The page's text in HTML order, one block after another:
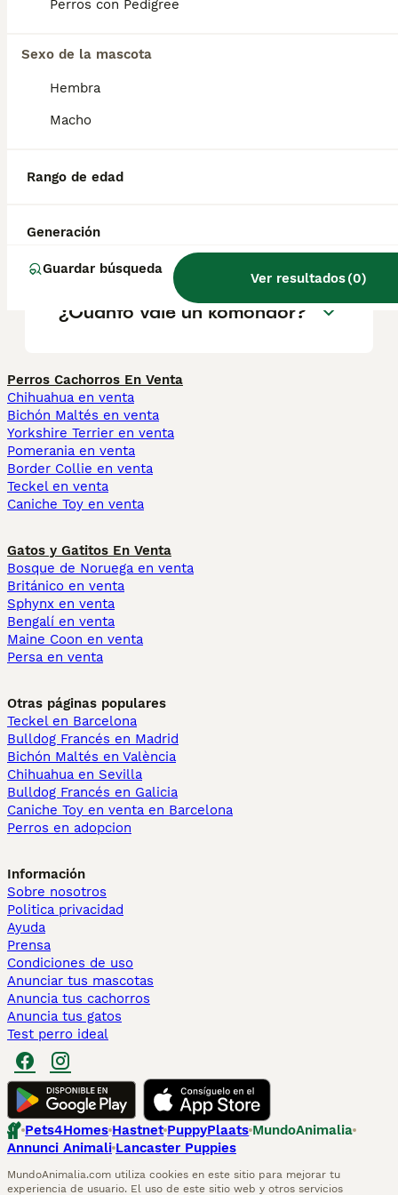
Perros con Pedigree
Sexo de la mascota
Hembra
Macho
Rango de edad
Generación
Guardar búsqueda
Ver resultados(0)
Informarse bien y comparar opciones antes
decisión.
¿Los komondors son buenas
mascotas?
¿Cuánto vale un komondor?
Perros Cachorros En Venta
Chihuahua en venta
Bichón Maltés en venta
Yorkshire Terrier en venta
Pomerania en venta
Border Collie en venta
Teckel en venta
Caniche Toy en venta
Gatos y Gatitos En Venta
Bosque de Noruega en venta
Británico en venta
Sphynx en venta
Bengalí en venta
Maine Coon en venta
Persa en venta
Otras páginas populares
Teckel en Barcelona
Bulldog Francés en Madrid
Bichón Maltés en València
Chihuahua en Sevilla
Bulldog Francés en Galicia
Caniche Toy en venta en Barcelona
Perros en adopcion
Información
Sobre nosotros
Politica privacidad
Ayuda
Prensa
Condiciones de uso
Anunciar tus mascotas
Anuncia tus cachorros
Anuncia tus gatos
Test perro ideal
Pets4Homes Hastnet PuppyPlaats MundoAnimalia
Annunci Animali Lancaster Puppies
MundoAnimalia.com utiliza cookies en este sitio para mejorar tu
experiencia de usuario. El uso de este sitio web y otros servicios